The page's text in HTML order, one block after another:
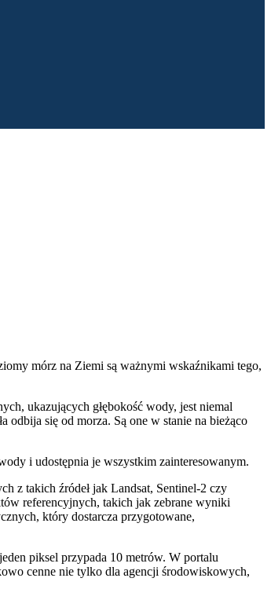
mórz na Ziemi są ważnymi wskaźnikami tego,
ukazujących głębokość wody, jest niemal
odbija się od morza. Są one w stanie na bieżąco
i udostępnia je wszystkim zainteresowanym.
z takich źródeł jak Landsat, Sentinel-2 czy
referencyjnych, takich jak zebrane wyniki
który dostarcza przygotowane,
piksel przypada 10 metrów. W portalu
cenne nie tylko dla agencji środowiskowych,